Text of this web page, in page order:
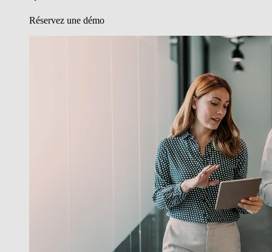
Réservez une démo